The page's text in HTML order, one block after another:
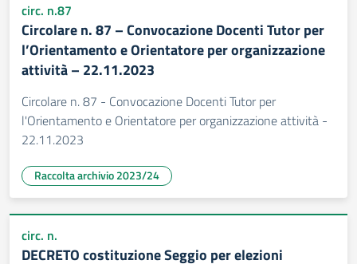
circ. n.87
Circolare n. 87 – Convocazione Docenti Tutor per
l’Orientamento e Orientatore per organizzazione
attività – 22.11.2023
Circolare n. 87 - Convocazione Docenti Tutor per
l'Orientamento e Orientatore per organizzazione attività -
22.11.2023
Raccolta archivio 2023/24
circ. n.
DECRETO costituzione Seggio per elezioni